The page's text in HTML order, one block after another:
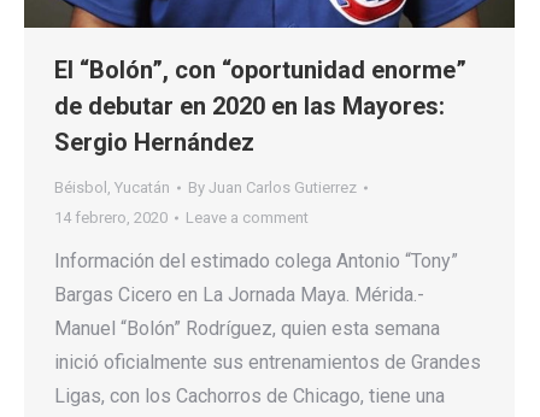
El “Bolón”, con “oportunidad enorme”
de debutar en 2020 en las Mayores:
Sergio Hernández
Béisbol , Yucatán By Juan Carlos Gutierrez
14 febrero, 2020
Leave a comment
Información del estimado colega Antonio “Tony”
Bargas Cicero en La Jornada Maya. Mérida.-
Manuel “Bolón” Rodríguez, quien esta semana
inició oficialmente sus entrenamientos de Grandes
Ligas, con los Cachorros de Chicago, tiene una